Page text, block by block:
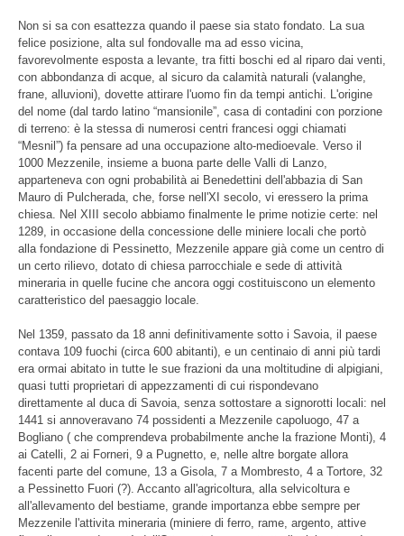
Non si sa con esattezza quando il paese sia stato fondato. La sua
felice posizione, alta sul fondovalle ma ad esso vicina,
favorevolmente esposta a levante, tra fitti boschi ed al riparo dai venti,
con abbondanza di acque, al sicuro da calamità naturali (valanghe,
frane, alluvioni), dovette attirare l'uomo fin da tempi antichi. L'origine
del nome (dal tardo latino “mansionile”, casa di contadini con porzione
di terreno: è la stessa di numerosi centri francesi oggi chiamati
“Mesnil”) fa pensare ad una occupazione alto-medioevale. Verso il
1000 Mezzenile, insieme a buona parte delle Valli di Lanzo,
apparteneva con ogni probabilità ai Benedettini dell'abbazia di San
Mauro di Pulcherada, che, forse nell'XI secolo, vi eressero la prima
chiesa. Nel XIII secolo abbiamo finalmente le prime notizie certe: nel
1289, in occasione della concessione delle miniere locali che portò
alla fondazione di Pessinetto, Mezzenile appare già come un centro di
un certo rilievo, dotato di chiesa parrocchiale e sede di attività
mineraria in quelle fucine che ancora oggi costituiscono un elemento
caratteristico del paesaggio locale.
Nel 1359, passato da 18 anni definitivamente sotto i Savoia, il paese
contava 109 fuochi (circa 600 abitanti), e un centinaio di anni più tardi
era ormai abitato in tutte le sue frazioni da una moltitudine di alpigiani,
quasi tutti proprietari di appezzamenti di cui rispondevano
direttamente al duca di Savoia, senza sottostare a signorotti locali: nel
1441 si annoveravano 74 possidenti a Mezzenile capoluogo, 47 a
Bogliano ( che comprendeva probabilmente anche la frazione Monti), 4
ai Catelli, 2 ai Forneri, 9 a Pugnetto, e, nelle altre borgate allora
facenti parte del comune, 13 a Gisola, 7 a Mombresto, 4 a Tortore, 32
a Pessinetto Fuori (?). Accanto all'agricoltura, alla selvicoltura e
all'allevamento del bestiame, grande importanza ebbe sempre per
Mezzenile l'attivita mineraria (miniere di ferro, rame, argento, attive